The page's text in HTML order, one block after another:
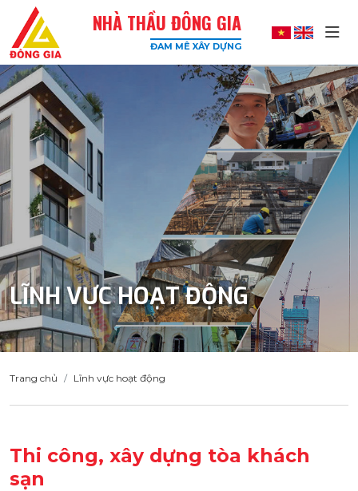
Đông
Gia
-
Công
Xây
Dựng
Uy
Tín,
Chất
Lượng
Cao
NHÀ THẦU ĐÔNG GIA
ĐAM MÊ XÂY DỰNG
LĨNH VỰC HOẠT ĐỘNG
Trang chủ Lĩnh vực hoạt động
Thi công, xây dựng tòa khách
sạn